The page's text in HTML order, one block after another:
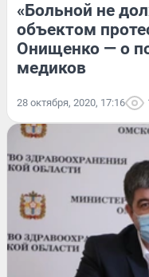
«Больной не
объектом
Онищенко — о
медиков
28 октября, 2020, 17:16